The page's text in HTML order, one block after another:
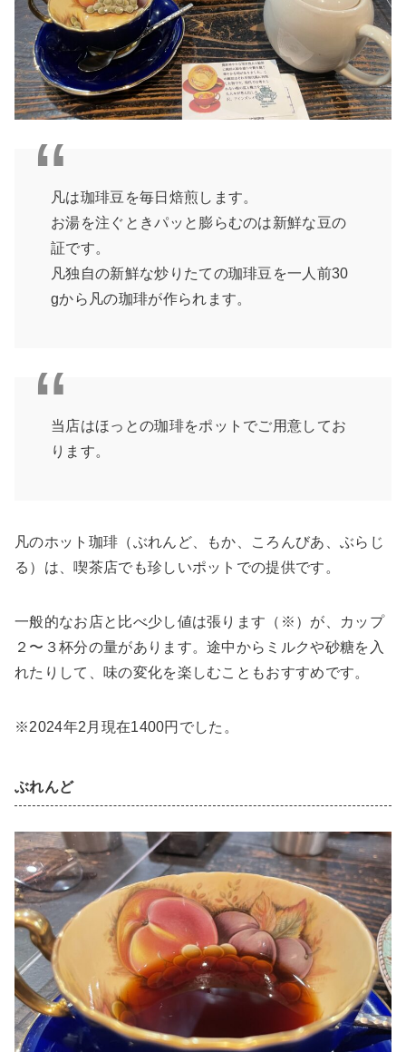
凡は珈琲豆を毎日焙煎します。
お湯を注ぐときパッと膨らむのは新鮮な豆の
証です。
凡独自の新鮮な炒りたての珈琲豆を一人前30
gから凡の珈琲が作られます。
当店はほっとの珈琲をポットでご用意してお
ります。
凡のホット珈琲（ぶれんど、もか、ころんびあ、ぶらじ
る）は、喫茶店でも珍しいポットでの提供です。
一般的なお店と比べ少し値は張ります（※）が、カップ
２〜３杯分の量があります。途中からミルクや砂糖を入
れたりして、味の変化を楽しむこともおすすめです。
※2024年2月現在1400円でした。
ぶれんど